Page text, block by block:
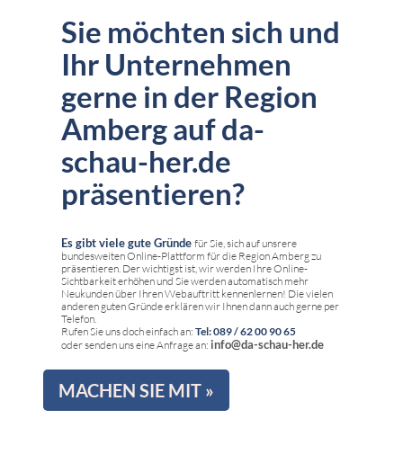
Sie möchten sich und
Ihr Unternehmen
gerne in der Region
Amberg auf da-
schau-her.de
präsentieren?
Es gibt viele gute Gründe für Sie, sich auf unsrere
bundesweiten Online-Plattform für die Region Amberg zu
präsentieren. Der wichtigst ist, wir werden Ihre Online-
Sichtbarkeit erhöhen und Sie werden automatisch mehr
Neukunden über Ihren Webauftritt kennenlernen! Die vielen
anderen guten Gründe erklären wir Ihnen dann auch gerne per
Telefon.
Rufen Sie uns doch einfach an: Tel: 089 / 62 00 90 65
oder senden uns eine Anfrage an: info@da-schau-her.de
MACHEN SIE MIT »